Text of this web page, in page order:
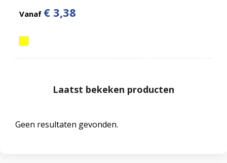
Vanaf € 3,38
Laatst bekeken producten
Geen resultaten gevonden.